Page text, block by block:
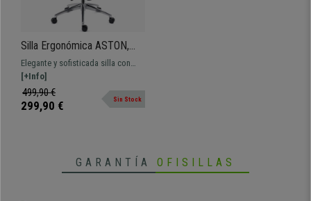
Silla Ergonómica ASTON,
Soporte Lumbar 3D, Asiento
Inyectado Deslizante, Uso
Profesional 8H, Negro
Elegante y sofisticada silla con
asiento ajustable en profundidad.
Ajustable, con materiales premium
y diseñada para un uso intensivo
exigente ¡Acierto asegurado!
[+Info]
499,90 €
299,90 € Sin Stock
GARANTÍA OFISILLAS